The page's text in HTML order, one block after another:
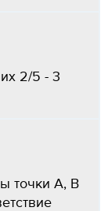
2/5 - 3
точки A, B